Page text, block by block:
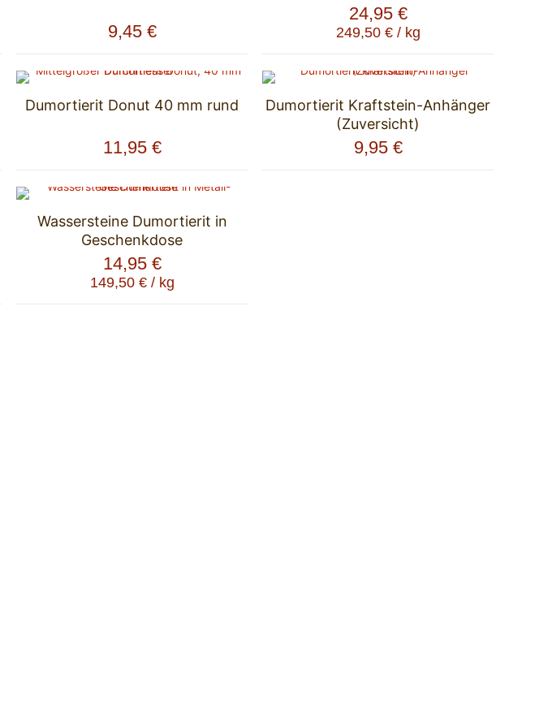
9,45 €
24,95 €
249,50 €/ kg
Dumortierit Donut 40 mm rund
11,95 €
Dumortierit Kraftstein-Anhänger
(Zuversicht)
9,95 €
Wassersteine Dumortierit in
Geschenkdose
14,95 €
149,50 €/ kg